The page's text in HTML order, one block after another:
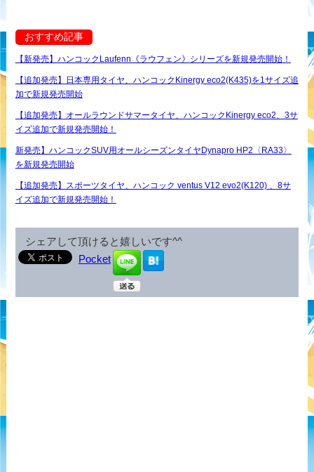
おすすめ記事
【新発売】ハンコックLaufenn《ラウフェン》シリーズを新規発売開始！
【追加発売】日本専用タイヤ、ハンコックKinergy eco2(K435)を1サイズ追
加で新規発売開始
【追加発売】オールラウンドサマータイヤ、ハンコックKinergy eco2、3サ
イズ追加で新規発売開始！
新発売】ハンコックSUV用オールシーズンタイヤDynapro HP2〈RA33〉
を新規発売開始
【追加発売】スポーツタイヤ、ハンコック ventus V12 evo2(K120) 、8サ
イズ追加で新規発売開始！
シェアして頂けると嬉しいです^^
Pocket